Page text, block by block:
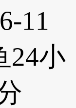
11
24小